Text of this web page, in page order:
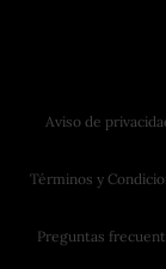
Aviso de
Términos y
Preguntas